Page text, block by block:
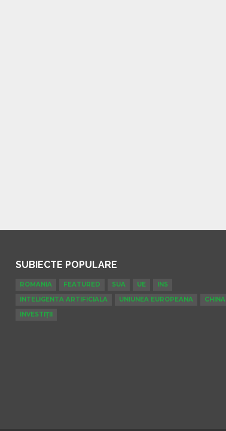
SUBIECTE POPULARE
ROMANIA FEATURED SUA UE
INS
INTELIGENTA ARTIFICIALA
UNIUNEA EUROPEANA CHINA
INVESTIȚII